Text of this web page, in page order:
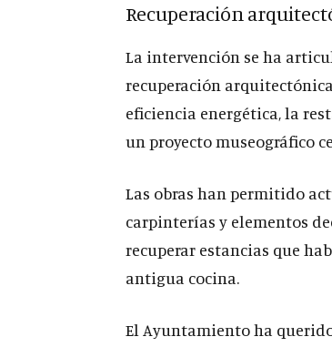
Recuperación
La intervención se ha
recuperación
eficiencia energética, la
un proyecto museográfico
Las obras han permitido
carpinterías y elementos
recuperar estancias que
antigua cocina.
El Ayuntamiento ha